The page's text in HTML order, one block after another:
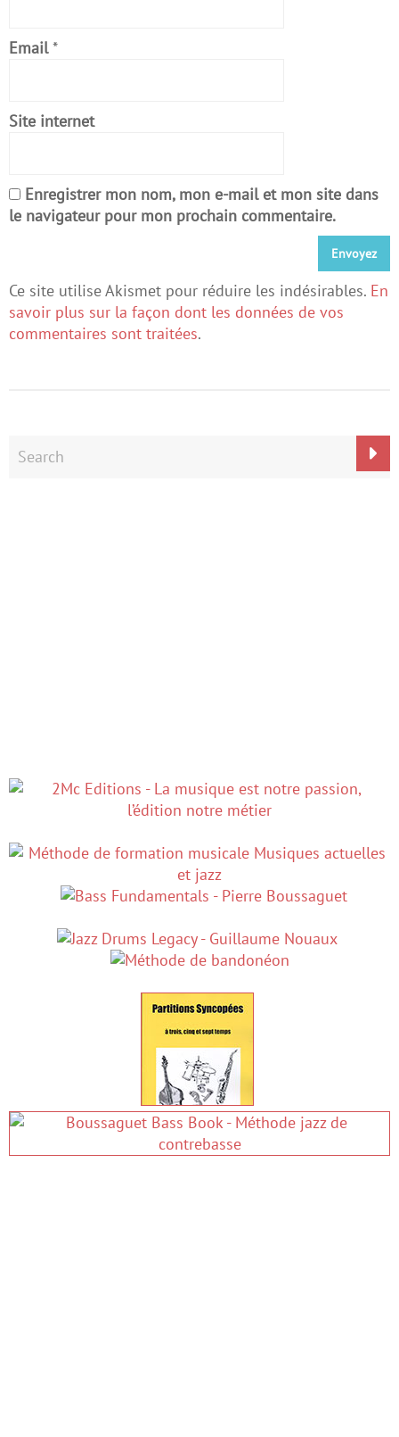
Email *
Site internet
Enregistrer mon nom, mon e-mail et mon site dans
le navigateur pour mon prochain commentaire.
Ce site utilise Akismet pour réduire les indésirables. En
savoir plus sur la façon dont les données de vos
commentaires sont traitées.